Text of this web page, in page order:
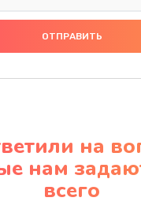
на
нам
всего